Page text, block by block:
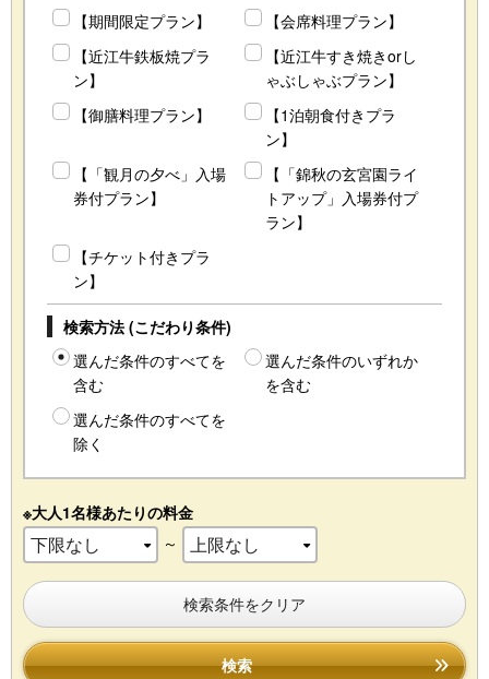
【期間限定プラン】
【会席料理プラン】
【近江牛鉄板焼プラ
ン】
【近江牛すき焼きorし
ゃぶしゃぶプラン】
【御膳料理プラン】
【1泊朝食付きプラ
ン】
【「観月の夕べ」入場
券付プラン】
【「錦秋の玄宮園ライ
トアップ」入場券付プ
ラン】
【チケット付きプラ
ン】
検索方法 (こだわり条件)
選んだ条件のすべてを
含む
選んだ条件のいずれか
を含む
選んだ条件のすべてを
除く
※大人1名様あたりの料金
～
検索条件をクリア
検索